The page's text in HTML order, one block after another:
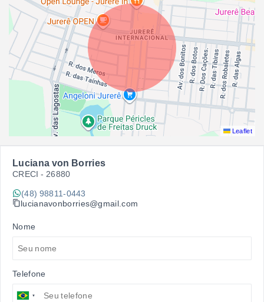
Leaflet
Luciana von Borries
CRECI - 26880
(48) 98811-0443
lucianavonborries@gmail.com
Nome
Telefone